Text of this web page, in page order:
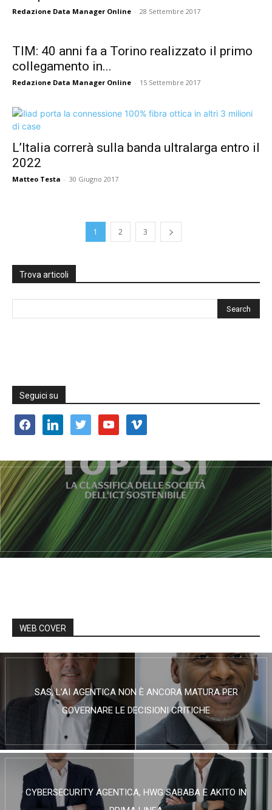
Redazione Data Manager Online - 28 Settembre 2017
TIM: 40 anni fa a Torino realizzato il primo
collegamento in...
Redazione Data Manager Online - 15 Settembre 2017
L’Italia correrà sulla banda ultralarga entro il
2022
Matteo Testa - 30 Giugno 2017
1 2 3
Trova articoli
Seguici su
facebooklinkedin twitter youtube vimeo
WEB COVER
SAS, L’AI AGENTICA NON È ANCORA MATURA PER
GOVERNARE LE DECISIONI CRITICHE
CYBERSECURITY AGENTICA, HWG SABABA E AKITO IN